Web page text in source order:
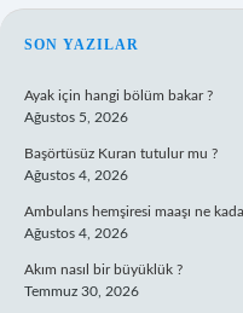
SIDEBAR
SON YAZILAR
Ayak için hangi bölüm bakar ?
Ağustos 5, 2026
Başörtüsüz Kuran tutulur mu ?
Ağustos 4, 2026
Ambulans hemşiresi maaşı ne
Ağustos 4, 2026
Akım nasıl bir büyüklük ?
Temmuz 30, 2026